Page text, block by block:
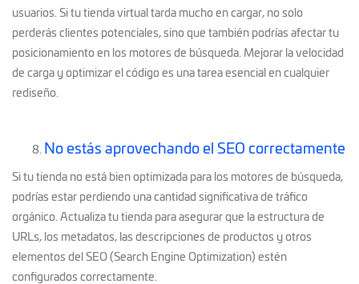
usuarios. Si tu tienda virtual tarda mucho en cargar, no solo
perderás clientes potenciales, sino que también podrías afectar tu
posicionamiento en los motores de búsqueda. Mejorar la velocidad
de carga y optimizar el código es una tarea esencial en cualquier
rediseño.
No estás aprovechando el SEO correctamente
Si tu tienda no está bien optimizada para los motores de búsqueda,
podrías estar perdiendo una cantidad significativa de tráfico
orgánico. Actualiza tu tienda para asegurar que la estructura de
URLs, los metadatos, las descripciones de productos y otros
elementos del SEO (Search Engine Optimization) estén
configurados correctamente.